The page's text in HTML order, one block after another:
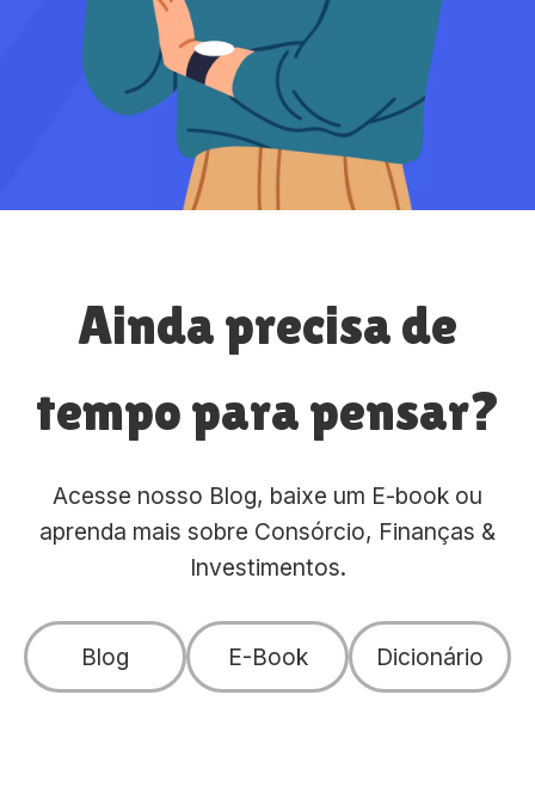
Ainda precisa de
tempo para pensar?
Acesse nosso Blog, baixe um E-book ou
aprenda mais sobre Consórcio, Finanças &
Investimentos.
Blog E-Book Dicionário